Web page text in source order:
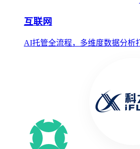
互联网
AI托管全流程，多维度数据分析